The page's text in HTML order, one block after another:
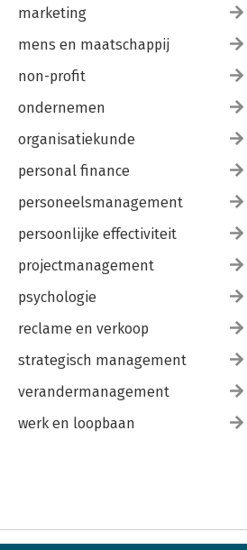
marketing
mens en maatschappij
non-profit
ondernemen
organisatiekunde
personal finance
personeelsmanagement
persoonlijke effectiviteit
projectmanagement
psychologie
reclame en verkoop
strategisch management
verandermanagement
werk en loopbaan